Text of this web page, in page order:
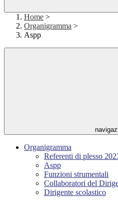
Home >
Organigramma >
Aspp
Organigramma
Referenti di plesso
Aspp
Funzioni strumentali
Collaboratori del
Dirigente scolastico